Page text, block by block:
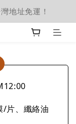
地址免運！
/片、纖絡油